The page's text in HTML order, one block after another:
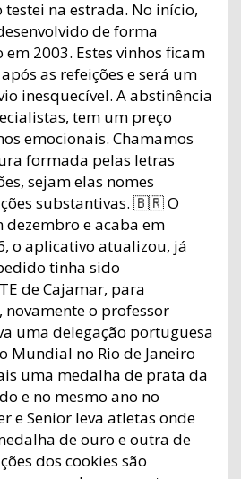
na estrada. No início,
de forma
2003. Estes vinhos ficam
as refeições e será um
inesquecível. A abstinência
tem um preço
emocionais. Chamamos
formada pelas letras
sejam elas nomes
substantivas. 🇧🇷 O
dezembro e acaba em
o aplicativo atualizou, já
tinha sido
de Cajamar, para
novamente o professor
uma delegação portuguesa
Mundial no Rio de Janeiro
uma medalha de prata da
e no mesmo ano no
e Senior leva atletas onde
de ouro e outra de
dos cookies são